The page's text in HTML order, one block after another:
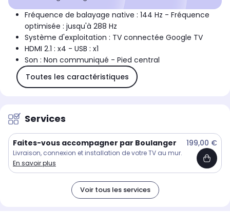
Fréquence de balayage native : 144 Hz - Fréquence
optimisée : jusqu'à 288 Hz
Système d'exploitation : TV connectée Google TV
HDMI 2.1 : x4 - USB : x1
Son : Non communiqué - Pied central
Toutes les caractéristiques
Services
Faites-vous accompagner par Boulanger 199,00 €
Livraison, connexion et installation de votre TV au mur.
En savoir plus
Voir tous les services